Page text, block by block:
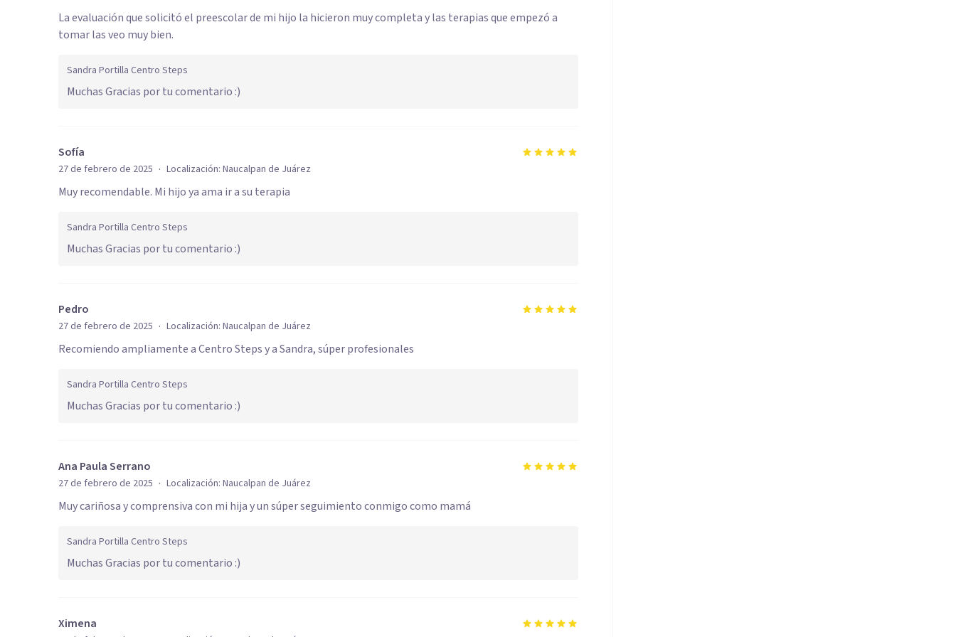
La evaluación que solicitó el preescolar de mi hijo la hicieron muy completa y las terapias que empezó a
tomar las veo muy bien.
Sandra Portilla Centro Steps
Muchas Gracias por tu comentario :)
Sofía
27 de febrero de 2025 · Localización: Naucalpan de Juárez
Muy recomendable. Mi hijo ya ama ir a su terapia
Sandra Portilla Centro Steps
Muchas Gracias por tu comentario :)
Pedro
27 de febrero de 2025 · Localización: Naucalpan de Juárez
Recomiendo ampliamente a Centro Steps y a Sandra, súper profesionales
Sandra Portilla Centro Steps
Muchas Gracias por tu comentario :)
Ana Paula Serrano
27 de febrero de 2025 · Localización: Naucalpan de Juárez
Muy cariñosa y comprensiva con mi hija y un súper seguimiento conmigo como mamá
Sandra Portilla Centro Steps
Muchas Gracias por tu comentario :)
Ximena